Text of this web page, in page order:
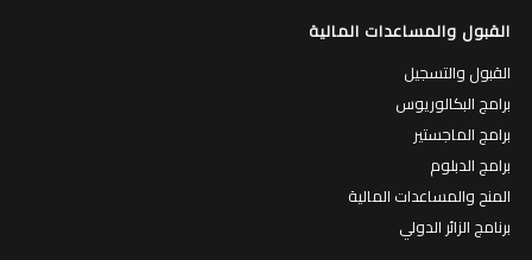
القبول والمساعدات المالية
القبول والتسجيل
برامج البكالوريوس
برامج الماجستير
برامج الدبلوم
المنح والمساعدات المالية
برنامج الزائر الدولي